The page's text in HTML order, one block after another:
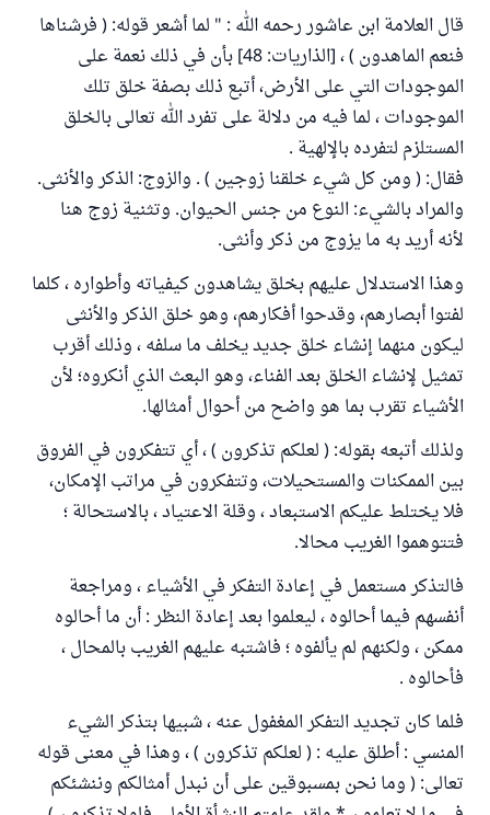
قال العلامة ابن عاشور رحمه الله : " لما أشعر قوله: ( فرشناها
فنعم الماهدون ) ، [الذاريات: 48] بأن في ذلك نعمة على
الموجودات التي على الأرض، أتبع ذلك بصفة خلق تلك
الموجودات ، لما فيه من دلالة على تفرد الله تعالى بالخلق
المستلزم لتفرده بالإلهية .
فقال: ( ومن كل شيء خلقنا زوجين ) . والزوج: الذكر والأنثى.
والمراد بالشيء: النوع من جنس الحيوان. وتثنية زوج هنا
لأنه أريد به ما يزوج من ذكر وأنثى.
وهذا الاستدلال عليهم بخلق يشاهدون كيفياته وأطواره ، كلما
لفتوا أبصارهم، وقدحوا أفكارهم، وهو خلق الذكر والأنثى
ليكون منهما إنشاء خلق جديد يخلف ما سلفه ، وذلك أقرب
تمثيل لإنشاء الخلق بعد الفناء، وهو البعث الذي أنكروه؛ لأن
الأشياء تقرب بما هو واضح من أحوال أمثالها.
ولذلك أتبعه بقوله: ( لعلكم تذكرون ) ، أي تتفكرون في الفروق
بين الممكنات والمستحيلات، وتتفكرون في مراتب الإمكان،
فلا يختلط عليكم الاستبعاد ، وقلة الاعتياد ، بالاستحالة ؛
فتتوهموا الغريب محالا.
فالتذكر مستعمل في إعادة التفكر في الأشياء ، ومراجعة
أنفسهم فيما أحالوه ، ليعلموا بعد إعادة النظر : أن ما أحالوه
ممكن ، ولكنهم لم يألفوه ؛ فاشتبه عليهم الغريب بالمحال ،
فأحالوه .
فلما كان تجديد التفكر المغفول عنه ، شبيها بتذكر الشيء
المنسي : أطلق عليه : ( لعلكم تذكرون ) ، وهذا في معنى قوله
تعالى: ( وما نحن بمسبوقين على أن نبدل أمثالكم وننشئكم